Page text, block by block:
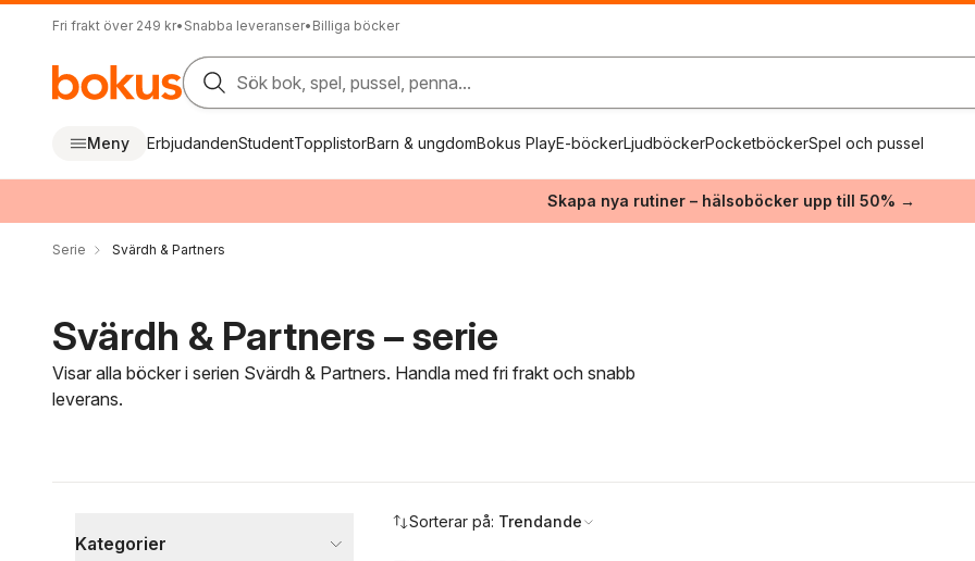
Fri frakt över 249 kr• Snabba leveranser• Billiga böcker
Sök bok, spel, pussel, penna...
Meny ErbjudandenStudentTopplistorBarn & ungdomBokus PlayE-böckerLjudböckerPocketböckerSpel och pussel
Skapa nya rutiner – hälsoböcker upp till 50% →
Serie Svärdh & Partners
Svärdh & Partners – serie
Visar alla böcker i serien Svärdh & Partners. Handla med fri frakt och snabb
leverans.
Kategorier
Sorterar på: Trendande